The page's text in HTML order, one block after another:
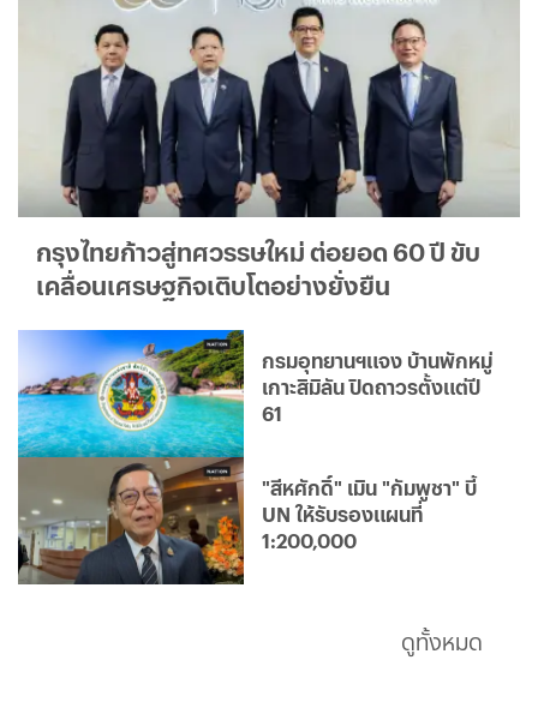
กรุงไทยก้าวสู่ทศวรรษใหม่ ต่อยอด 60 ปี ขับ
เคลื่อนเศรษฐกิจเติบโตอย่างยั่งยืน
กรมอุทยานฯแจง บ้านพักหมู่
เกาะสิมิลัน ปิดถาวรตั้งแต่ปี
61
"สีหศักดิ์" เมิน "กัมพูชา" บี้
UN ให้รับรองแผนที่
1:200,000
ดูทั้งหมด